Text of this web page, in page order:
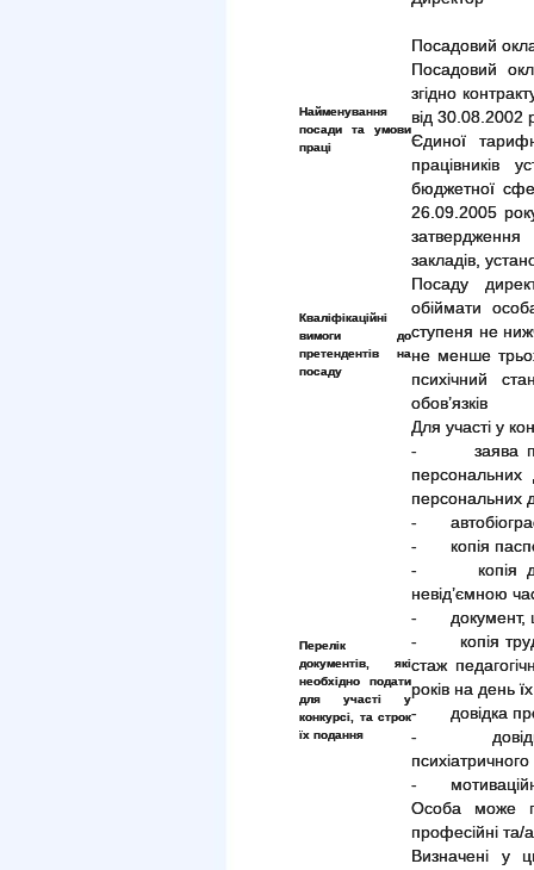
Найменування
посади та умови
праці
Посадовий
Посадовий
згідно
від 30.08.2002
Єдиної
працівників
бюджетної
26.09.2005
затвердження
закладів,
Кваліфікаційні
вимоги до
претендентів на
посаду
Посаду
обіймати
ступеня не
не менше трьох
психічний
обов’язків
Перелік
документів, які
необхідно подати
для участі у
конкурсі, та строк
їх подання
Для участі у
- заява про
персональних
-
- копія
- копія
невід’ємною
- документ,
- копія
стаж
років на день
- довідка про
- довідка
-
Особа може
професійні та/
Визначені у